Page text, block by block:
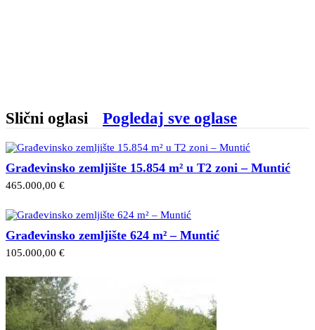
Slični oglasi Pogledaj sve oglase
Građevinsko zemljište 15.854 m² u T2 zoni – Muntić
465.000,00 €
Građevinsko zemljište 624 m² – Muntić
105.000,00 €